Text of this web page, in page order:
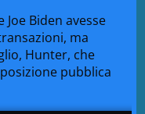
Biden avesse
ma
Hunter, che
pubblica